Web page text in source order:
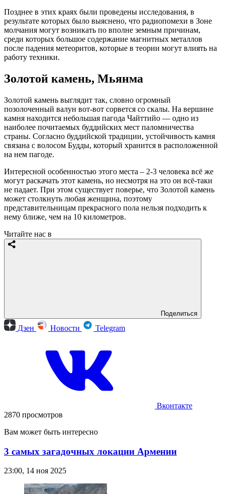
Позднее в этих краях были проведены исследования, в
результате которых было выяснено, что радиопомехи в Зоне
молчания могут возникать по вполне земным причинам,
среди которых большое содержание магнитных металлов
после падения метеоритов, которые в теории могут влиять на
работу техники.
Золотой камень, Мьянма
Золотой камень выглядит так, словно огромный
позолоченный валун вот-вот сорвется со скалы. На вершине
камня находится небольшая пагода Чайттийо — одно из
наиболее почитаемых буддийских мест паломничества
страны. Согласно буддийской традиции, устойчивость камня
связана с волосом Будды, который хранится в расположенной
на нем пагоде.
Интересной особенностью этого места – 2-3 человека всё же
могут раскачать этот камень, но несмотря на это он всё-таки
не падает. При этом существует поверье, что Золотой камень
может столкнуть любая женщина, поэтому
представительницам прекрасного пола нельзя подходить к
нему ближе, чем на 10 километров.
Читайте нас в
Поделиться
Дзен Новости Telegram
Вконтакте
2870 просмотров
Вам может быть интересно
3 самых загадочных локации Армении
23:00, 14 ноя 2025